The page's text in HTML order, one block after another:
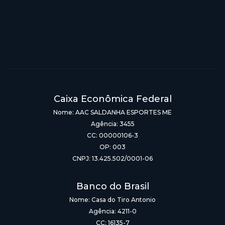
Caixa Econômica Federal
Nome: AAC SALDANHA ESPORTES ME
Agência: 3455
CC: 00000106-3
OP: 003
CNPJ: 13.425.502/0001-06
Banco do Brasil
Nome: Casa do Tiro Antonio
Agência: 4211-0
CC: 16135-7